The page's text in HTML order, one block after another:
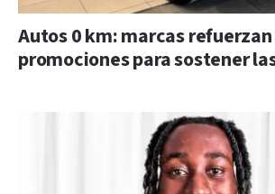
Autos 0 km: marcas refuerzan
promociones para sostener